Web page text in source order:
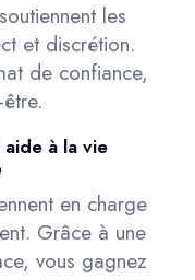
les
et discrétion.
de confiance,
à la vie
en charge
Grâce à une
vous gagnez